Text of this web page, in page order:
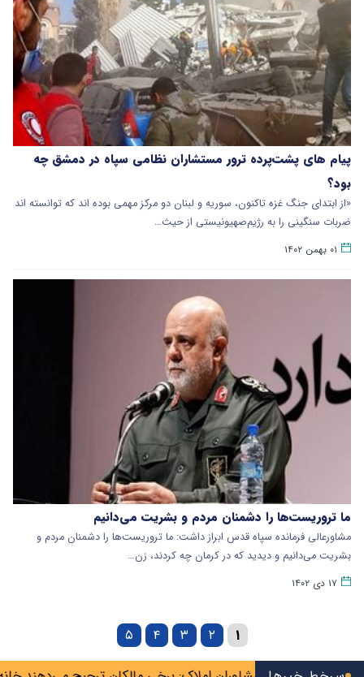
پیام های پشت‌پرده ترور مستشاران نظامی سپاه در دمشق چه
بود؟
«از ابتدای جنگ غزه تاکنون، سوریه و لبنان دو مرکز مهمی بوده اند که توانسته اند
ضربات سنگینی را به رژیم‌صهیونیستی از حیث…
۰۱ بهمن ۱۴۰۲
ما تروریست‌ها را دشمنان مردم و بشریت می‌دانیم
مشاورعالی فرمانده سپاه قدس ابراز داشت: ما تروریست‌ها را دشمنان مردم و
بشریت می‌دانیم و دیدید که در کرمان چه کردند، زن…
۱۷ دی ۱۴۰۲
۱ ۲ ۳ ۴ ۵